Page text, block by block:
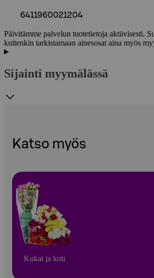
6411960021204
Päivitämme palvelun tuotetietoja aktiivisesti.
kuitenkin tarkistamaan ainesosat aina myös
Sijainti myymälässä
Katso myös
Kukat ja koti